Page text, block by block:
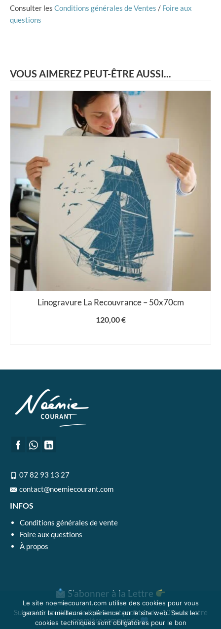
Consulter les Conditions générales de Ventes / Foire aux
questions
VOUS AIMEREZ PEUT-ÊTRE AUSSI...
Linogravure La Recouvrance – 50x70cm
120,00€
07 82 93 13 27
contact@noemiecourant.com
INFOS
Conditions générales de vente
Foire aux questions
À propos
S’abonner à la Lettre
Suivez les coulisses de l'atelier et profitez de -10% sur votre
première commande
Le site noemiecourant.com utilise des cookies pour vous
garantir la meilleure expérience sur le site web. Seuls les
cookies techniques sont obligatoires pour le bon